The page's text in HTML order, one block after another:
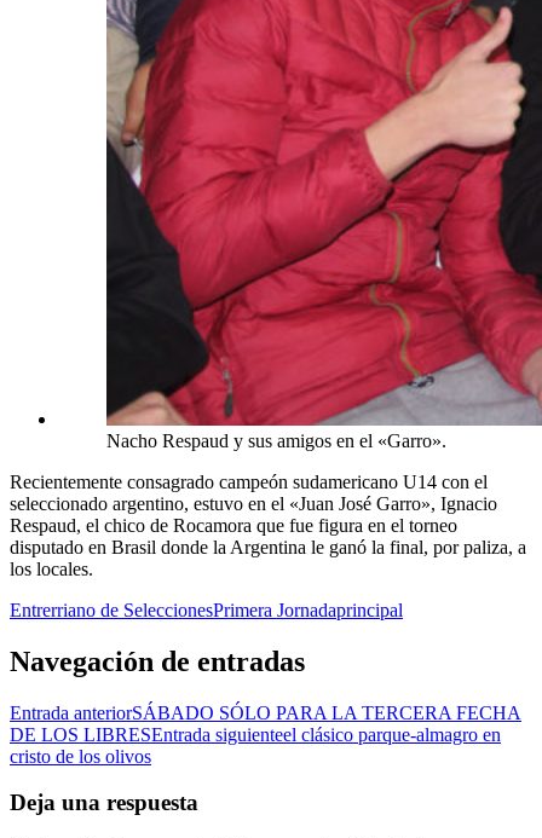
Nacho Respaud y sus amigos en el «Garro».
Recientemente consagrado campeón sudamericano U14 con el
seleccionado argentino, estuvo en el «Juan José Garro», Ignacio
Respaud, el chico de Rocamora que fue figura en el torneo
disputado en Brasil donde la Argentina le ganó la final, por paliza, a
los locales.
Entrerriano de SeleccionesPrimera Jornadaprincipal
Navegación de entradas
Entrada anteriorSÁBADO SÓLO PARA LA TERCERA FECHA
DE LOS LIBRESEntrada siguienteel clásico parque-almagro en
cristo de los olivos
Deja una respuesta